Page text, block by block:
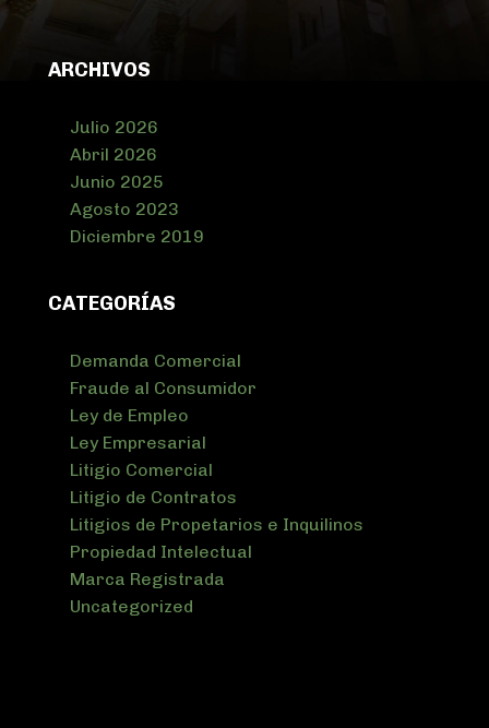
ARCHIVOS
Julio 2026
Abril 2026
Junio 2025
Agosto 2023
Diciembre 2019
CATEGORÍAS
Demanda Comercial
Fraude al Consumidor
Ley de Empleo
Ley Empresarial
Litigio Comercial
Litigio de Contratos
Litigios de Propetarios e Inquilinos
Propiedad Intelectual
Marca Registrada
Uncategorized